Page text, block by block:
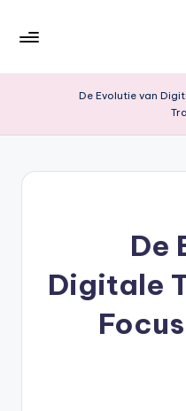
De Evolutie van
De
Digitale